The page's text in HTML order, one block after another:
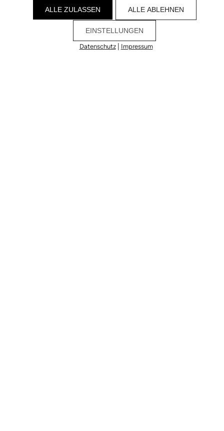
ALLE ZULASSEN ALLE ABLEHNEN
EINSTELLUNGEN
Datenschutz| Impressum